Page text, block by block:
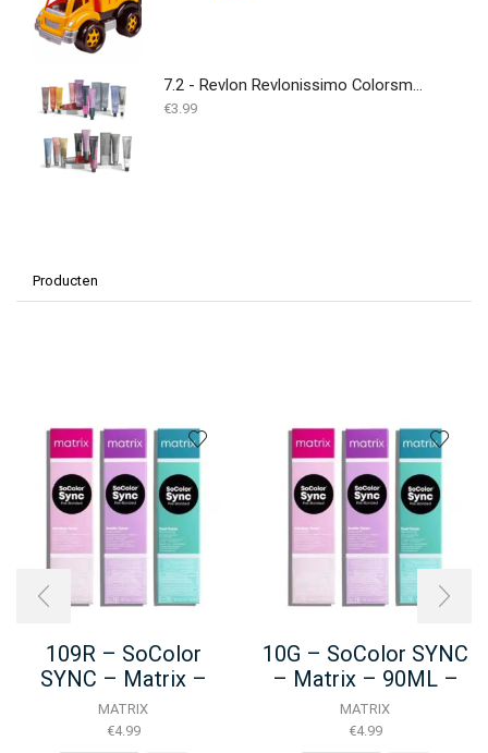
7.2 - Revlon Revlonissimo Colorsmetique 60 ml
€3.99
Producten
109R – SoColor
SYNC – Matrix –
90ML – NEW
MATRIX
€4.99
10G – SoColor SYNC
– Matrix – 90ML –
NEW
MATRIX
€4.99